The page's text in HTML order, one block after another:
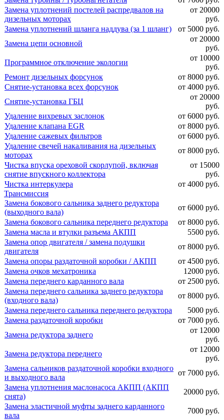
Замена уплотнений постелей распредвалов на
дизельных моторах
от 20000
руб.
Замена уплотнений шланга наддува (за 1 шланг)
от 5000 руб.
Замена цепи основной
от 20000
руб.
Программное отключение экологии
от 10000
руб.
Ремонт дизельных форсунок
от 8000 руб.
Снятие-установка всех форсунок
от 4000 руб.
Снятие-установка ГБЦ
от 20000
руб.
Удаление вихревых заслонок
от 6000 руб.
Удаление клапана EGR
от 8000 руб.
Удаление сажевых фильтров
от 6000 руб.
Удаление свечей накаливания на дизельных
моторах
от 8000 руб.
Чистка впуска ореховой скорлупой, включая
снятие впускного коллектора
от 15000
руб.
Чистка интеркулера
от 4000 руб.
Трансмиссия
Замена бокового сальника заднего редуктора
(выходного вала)
от 6000 руб.
Замена бокового сальника переднего редуктора
от 8000 руб.
Замена масла и втулки разъема АКПП
5500 руб.
Замена опор двигателя / замена подушки
двигателя
от 8000 руб.
Замена опоры раздаточной коробки / АКПП
от 4500 руб.
Замена очков мехатроника
12000 руб.
Замена переднего карданного вала
от 2500 руб.
Замена переднего сальника заднего редуктора
(входного вала)
от 8000 руб.
Замена переднего сальника переднего редуктора
5000 руб.
Замена раздаточной коробки
от 7000 руб.
Замена редуктора заднего
от 12000
руб.
Замена редуктора переднего
от 12000
руб.
Замена сальников раздаточной коробки входного
и выходного вала
от 7000 руб.
Замена уплотнения маслонасоса АКПП (АКПП
снята)
20000 руб.
Замена эластичной муфты заднего карданного
вала
7000 руб.